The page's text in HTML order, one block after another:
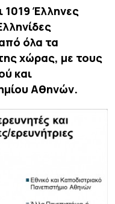
1019 Έλληνες
όλα τα
χώρας, με τους
και
Αθηνών.